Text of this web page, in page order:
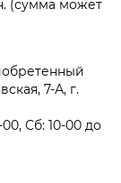
(сумма может
7-А, г.
Сб: 10-00 до